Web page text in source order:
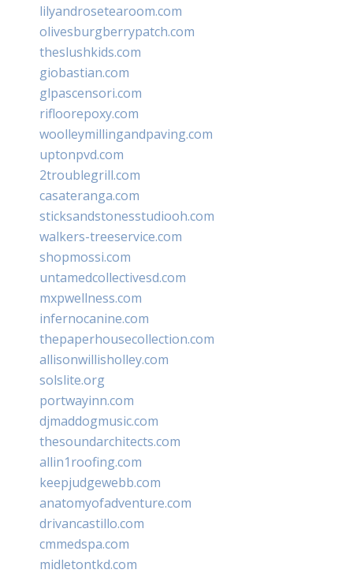
lilyandrosetearoom.com
olivesburgberrypatch.com
theslushkids.com
giobastian.com
glpascensori.com
rifloorepoxy.com
woolleymillingandpaving.com
uptonpvd.com
2troublegrill.com
casateranga.com
sticksandstonesstudiooh.com
walkers-treeservice.com
shopmossi.com
untamedcollectivesd.com
mxpwellness.com
infernocanine.com
thepaperhousecollection.com
allisonwillisholley.com
solslite.org
portwayinn.com
djmaddogmusic.com
thesoundarchitects.com
allin1roofing.com
keepjudgewebb.com
anatomyofadventure.com
drivancastillo.com
cmmedspa.com
midletontkd.com